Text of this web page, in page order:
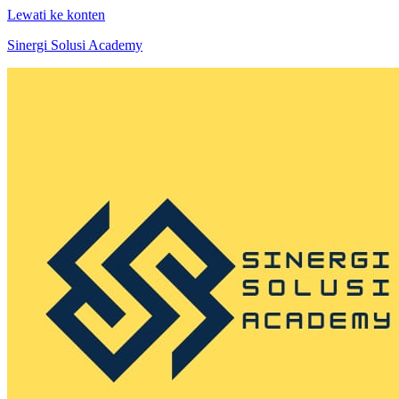
Lewati ke konten
Sinergi Solusi Academy